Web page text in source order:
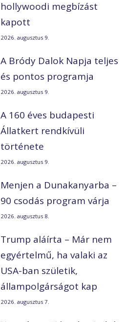
hollywoodi megbízást
kapott
2026. augusztus 9.
A Bródy Dalok Napja teljes
és pontos programja
2026. augusztus 9.
A 160 éves budapesti
Állatkert rendkívüli
története
2026. augusztus 9.
Menjen a Dunakanyarba –
90 csodás program várja
2026. augusztus 8.
Trump aláírta – Már nem
egyértelmű, ha valaki az
USA-ban születik,
állampolgárságot kap
2026. augusztus 7.